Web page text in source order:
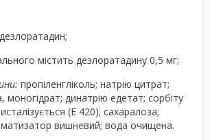
дезлоратадин;
містить дезлоратадину 0,5 мг;
пропіленгліколь; натрію цитрат;
моногідрат; динатрію едетат; сорбіту
(Е 420); сахаралоза;
вишневий; вода очищена.